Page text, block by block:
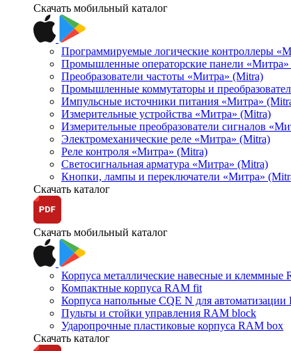
Скачать мобильный каталог
Программируемые логические контроллеры
Промышленные операторские панели
Преобразователи частоты «Митра» (Mitra)
Промышленные коммутаторы и
Импульсные источники питания «Митра»
Измерительные устройства «Митра» (Mitra)
Измерительные преобразователи сигналов
Электромеханические реле «Митра» (Mitra)
Реле контроля «Митра» (Mitra)
Светосигнальная арматура «Митра» (Mitra)
Кнопки, лампы и переключатели «Митра»
Скачать каталог
Скачать мобильный каталог
Корпуса металлические навесные и клеммные
Компактные корпуса RAM fit
Корпуса напольные CQE N для
Пульты и стойки управления RAM block
Ударопрочные пластиковые корпуса RAM box
Скачать каталог